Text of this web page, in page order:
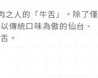
之人的「牛舌」。除了僅
傳統口味為傲的仙台、
。